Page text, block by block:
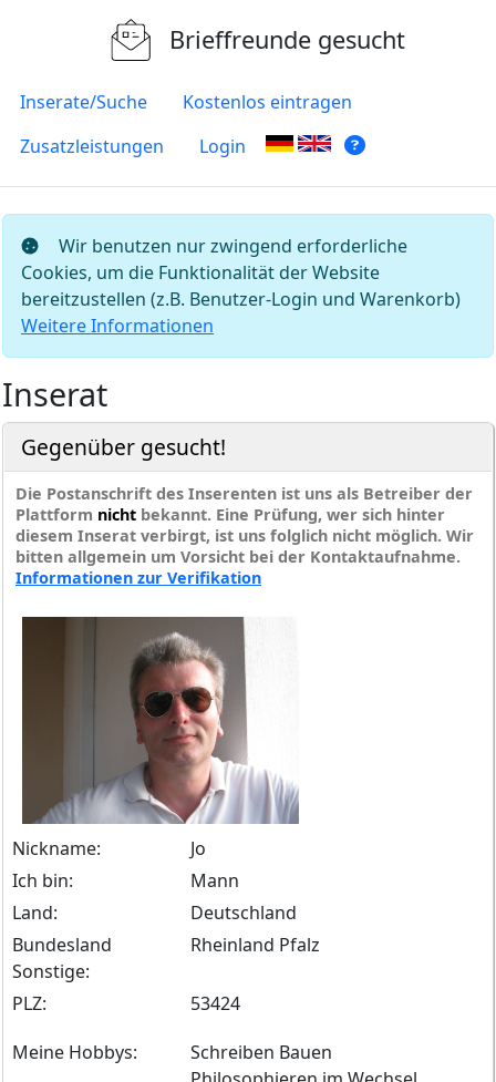
Brieffreunde gesucht
Inserate/Suche
Kostenlos eintragen
Zusatzleistungen
Login
Wir benutzen nur zwingend erforderliche
Cookies, um die Funktionalität der Website
bereitzustellen (z.B. Benutzer-Login und Warenkorb)
Weitere Informationen
Inserat
Gegenüber gesucht!
Die Postanschrift des Inserenten ist uns als Betreiber der
Plattform nicht bekannt. Eine Prüfung, wer sich hinter
diesem Inserat verbirgt, ist uns folglich nicht möglich. Wir
bitten allgemein um Vorsicht bei der Kontaktaufnahme.
Informationen zur Verifikation
Nickname:
Jo
Ich bin:
Mann
Land:
Deutschland
Bundesland
Sonstige:
Rheinland Pfalz
PLZ:
53424
Meine Hobbys:
Schreiben Bauen